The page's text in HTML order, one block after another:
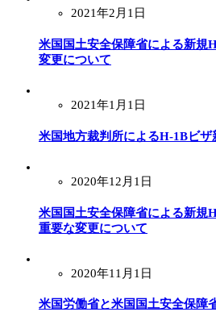
2021年2月1日
米国国土安全保障省による新規
変更について
2021年1月1日
米国地方裁判所によるH-1Bビ
2020年12月1日
米国国土安全保障省による新規
重要な変更について
2020年11月1日
米国労働省と米国国土安全保障